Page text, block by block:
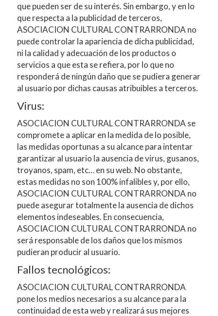
que pueden ser de su interés. Sin embargo, y en lo
que respecta a la publicidad de terceros,
ASOCIACION CULTURAL CONTRARRONDA no
puede controlar la apariencia de dicha publicidad,
ni la calidad y adecuación de los productos o
servicios a que esta se refiera, por lo que no
responderá de ningún daño que se pudiera generar
al usuario por dichas causas atribuibles a terceros.
Virus:
ASOCIACION CULTURAL CONTRARRONDA se
compromete a aplicar en la medida de lo posible,
las medidas oportunas a su alcance para intentar
garantizar al usuario la ausencia de virus, gusanos,
troyanos, spam, etc… en su web. No obstante,
estas medidas no son 100% infalibles y, por ello,
ASOCIACION CULTURAL CONTRARRONDA no
puede asegurar totalmente la ausencia de dichos
elementos indeseables. En consecuencia,
ASOCIACION CULTURAL CONTRARRONDA no
será responsable de los daños que los mismos
pudieran producir al usuario.
Fallos tecnológicos:
ASOCIACION CULTURAL CONTRARRONDA
pone los medios necesarios a su alcance para la
continuidad de esta web y realizará sus mejores